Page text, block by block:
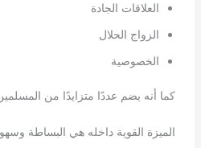
العلاقات الجادة
الزواج الحلال
الخصوصية
كما أنه يضم عددًا متزايدًا من
الميزة القوية داخله هي البساطة